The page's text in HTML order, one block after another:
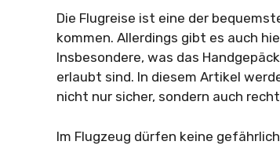
Die Flugreise ist eine der
kommen. Allerdings gibt es auch
Insbesondere, was das
erlaubt sind. In diesem Artikel
nicht nur sicher, sondern auch
Im Flugzeug dürfen keine